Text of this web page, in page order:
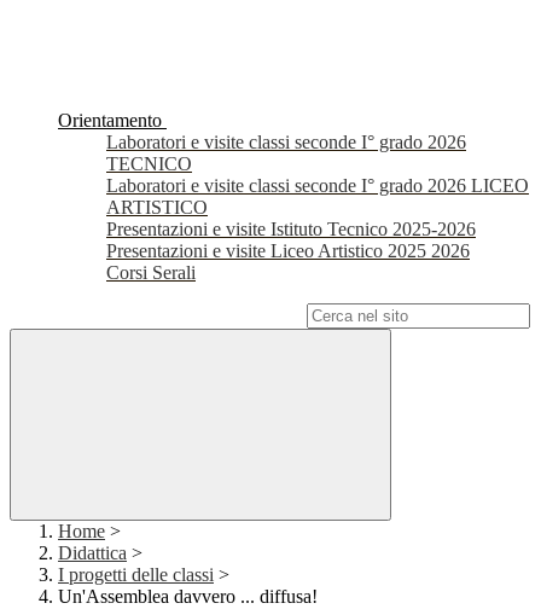
Orientamento
Laboratori e visite classi seconde I° grado 2026
TECNICO
Laboratori e visite classi seconde I° grado 2026 LICEO
ARTISTICO
Presentazioni e visite Istituto Tecnico 2025-2026
Presentazioni e visite Liceo Artistico 2025 2026
Corsi Serali
Home >
Didattica >
I progetti delle classi >
Un'Assemblea davvero ... diffusa!